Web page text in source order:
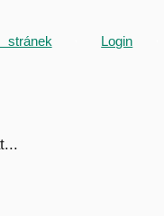
stránek Login